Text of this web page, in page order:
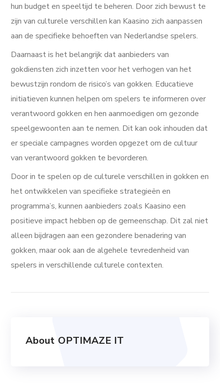
hun budget en speeltijd te beheren. Door zich bewust te
zijn van culturele verschillen kan Kaasino zich aanpassen
aan de specifieke behoeften van Nederlandse spelers.
Daarnaast is het belangrijk dat aanbieders van
gokdiensten zich inzetten voor het verhogen van het
bewustzijn rondom de risico’s van gokken. Educatieve
initiatieven kunnen helpen om spelers te informeren over
verantwoord gokken en hen aanmoedigen om gezonde
speelgewoonten aan te nemen. Dit kan ook inhouden dat
er speciale campagnes worden opgezet om de cultuur
van verantwoord gokken te bevorderen.
Door in te spelen op de culturele verschillen in gokken en
het ontwikkelen van specifieke strategieën en
programma’s, kunnen aanbieders zoals Kaasino een
positieve impact hebben op de gemeenschap. Dit zal niet
alleen bijdragen aan een gezondere benadering van
gokken, maar ook aan de algehele tevredenheid van
spelers in verschillende culturele contexten.
About OPTIMAZE IT